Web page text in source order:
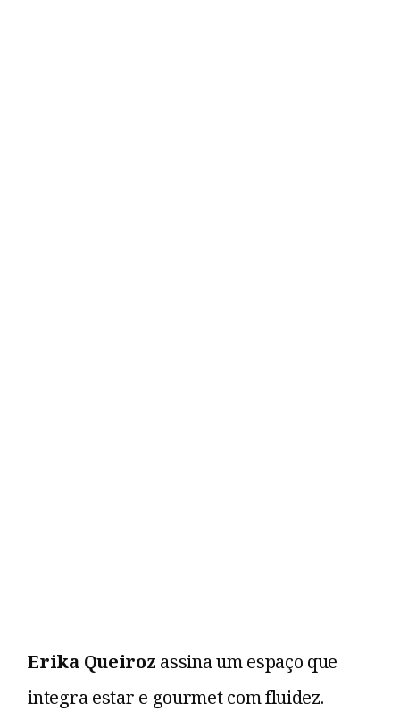
Erika Queiroz assina um espaço que
integra estar e gourmet com fluidez.